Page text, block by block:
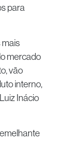
para
mais
mercado
vão
interno,
Inácio